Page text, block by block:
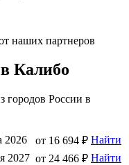
наших партнеров
Калибо
городов России в
2026 от 16 694 ₽ Найти
2027 от 24 466 ₽ Найти